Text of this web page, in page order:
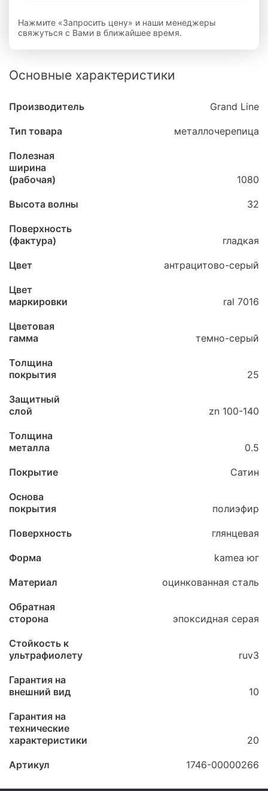
Нажмите «Запросить цену» и наши менеджеры
свяжуться с Вами в ближайшее время.
Основные характеристики
Производитель Grand Line
Тип товара металлочерепица
Полезная
ширина
(рабочая)
1080
Высота волны 32
Поверхность
(фактура)
гладкая
Цвет антрацитово-серый
Цвет
маркировки
ral 7016
Цветовая
гамма
темно-серый
Толщина
покрытия
25
Защитный
слой
zn 100-140
Толщина
металла
0.5
Покрытие Сатин
Основа
покрытия
полиэфир
Поверхность глянцевая
Форма kamea юг
Материал оцинкованная сталь
Обратная
сторона
эпоксидная серая
Стойкость к
ультрафиолету
ruv3
Гарантия на
внешний вид
10
Гарантия на
технические
характеристики
20
Артикул 1746-00000266